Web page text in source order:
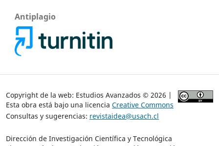
Antiplagio
Copyright de la web: Estudios Avanzados © 2026 |
Esta obra está bajo una licencia Creative Commons
Consultas y sugerencias: revistaidea@usach.cl
Dirección de Investigación Científica y Tecnológica